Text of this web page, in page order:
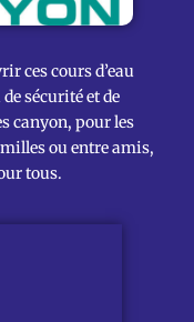
ces cours d’eau
sécurité et de
canyon, pour les
ou entre amis,
tous.